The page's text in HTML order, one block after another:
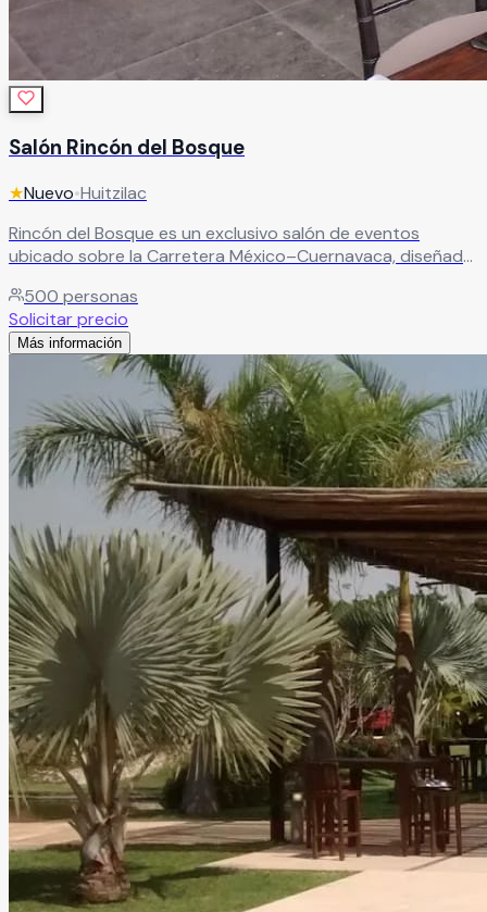
Salón Rincón del Bosque
★Nuevo•Huitzilac
Rincón del Bosque es un exclusivo salón de eventos
ubicado sobre la Carretera México–Cuernavaca, diseñado
natural y elegante. Con capacidad para más de 500
personas, este amplio recinto combina comodidad,
funcionalidad y una espectacular iluminación natural
gracias a su diseño con techo cerrado y espacios
versátiles ideales para bodas, XV años, graduaciones,
eventos sociales, conferencias y eventos corporativos.
Leer más
500 personas
Solicitar precio
Más información